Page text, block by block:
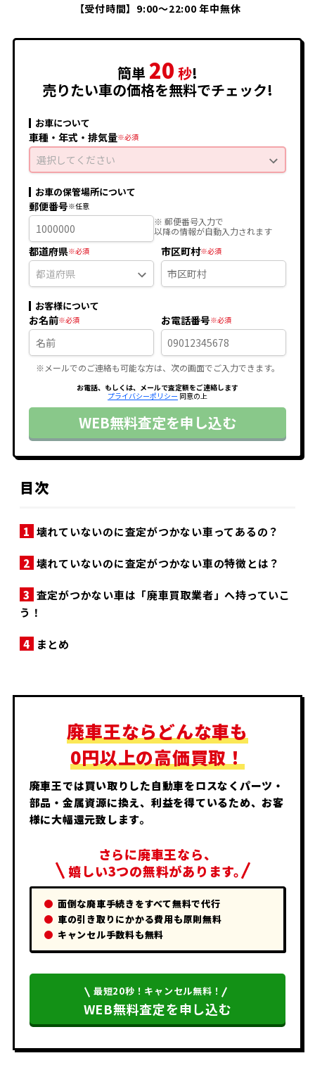
【受付時間】9:00〜22:00 年中無休
簡単 20 秒!
売りたい車の価格を無料でチェック!
お車について
車種・年式・排気量
選択してください
お車の保管場所について
郵便番号
※ 郵便番号入力で
以降の情報が自動入力されます
都道府県 市区町村
お客様について
お名前 お電話番号
※メールでのご連絡も可能な方は、次の画面でご入力できます。
お電話、もしくは、メールで査定額をご連絡します
プライバシーポリシー 同意の上
WEB無料査定を申し込む
目次
1 壊れていないのに査定がつかない車ってあるの？
2 壊れていないのに査定がつかない車の特徴とは？
3 査定がつかない車は「廃車買取業者」へ持っていこ
う！
4 まとめ
廃車王ならどんな車も
0円以上の高価買取！
廃車王では買い取りした自動車をロスなくパーツ・
部品・金属資源に換え、利益を得ているため、お客
様に大幅還元致します。
さらに廃車王なら、
嬉しい3つの無料があります。
面倒な廃車手続きをすべて無料で代行
車の引き取りにかかる費用も原則無料
キャンセル手数料も無料
最短20秒！キャンセル無料！
WEB無料査定を申し込む